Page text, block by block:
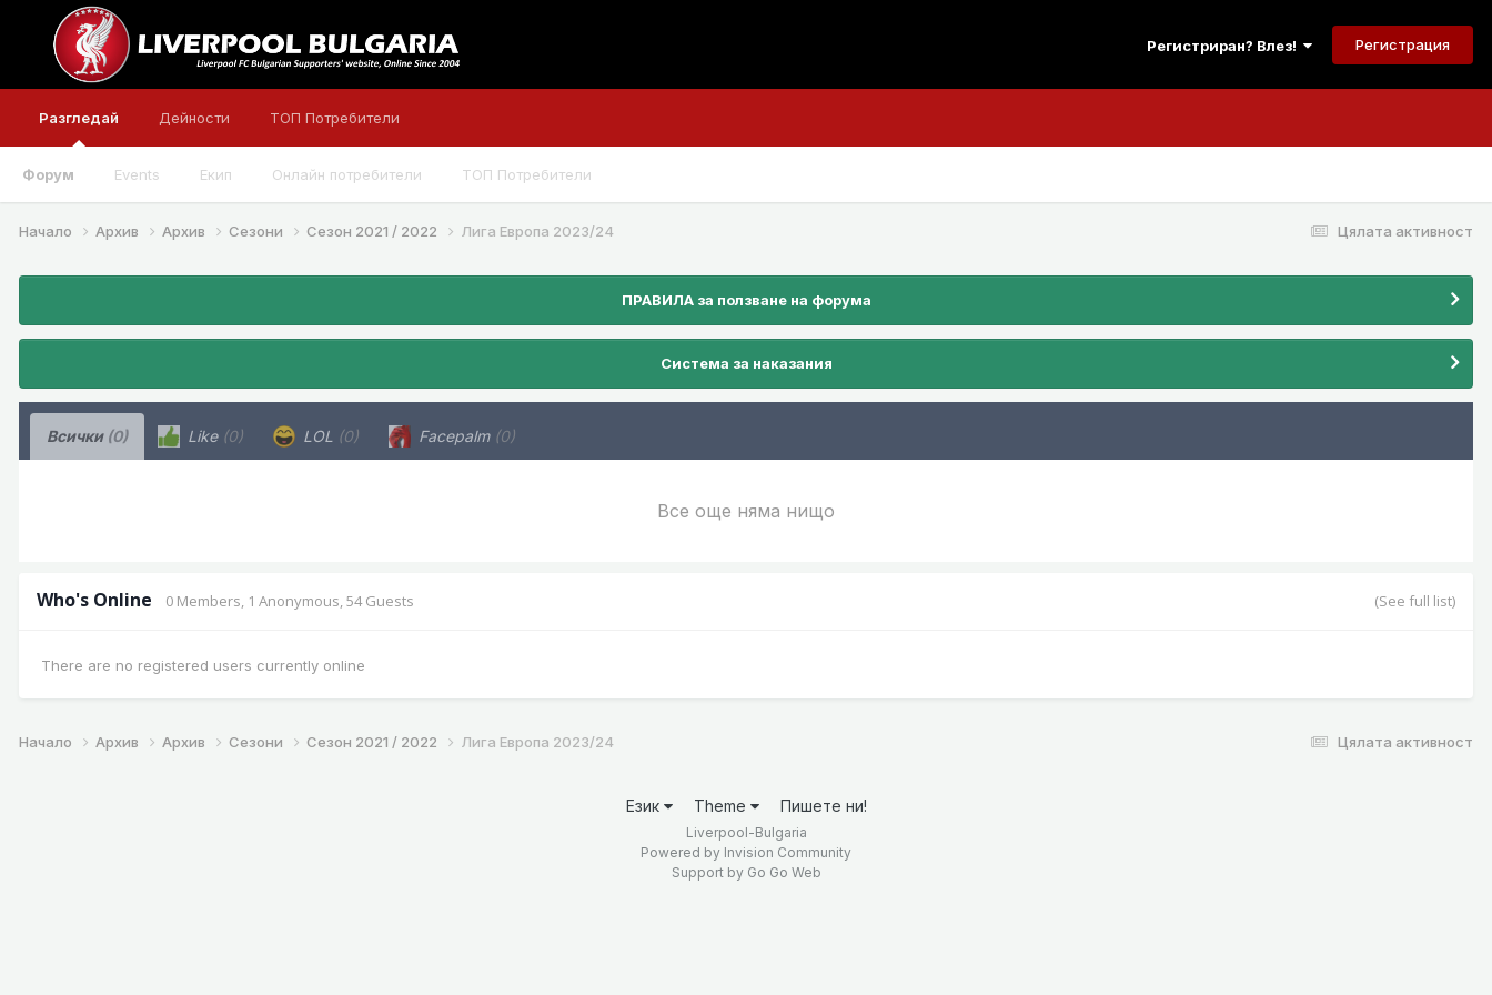
Регистриран? Влез! Регистрация
Разгледай
Форум Events Екип Онлайн потребители ТОП Потребители
Дейности ТОП Потребители
Цялата активност
Начало Архив Архив Сезони Сезон 2021 / 2022 Лига Европа 2023/24
ПРАВИЛА за ползване на форума
Система за наказания
Всички (0) Like (0) LOL (0) Facepalm (0)
Все още няма нищо
Who's Online 0 Members, 1 Anonymous, 54 Guests (See full list)
There are no registered users currently online
Цялата активност
Начало Архив Архив Сезони Сезон 2021 / 2022 Лига Европа 2023/24
Език Theme Пишете ни!
Liverpool-Bulgaria
Powered by Invision Community
Support by Go Go Web